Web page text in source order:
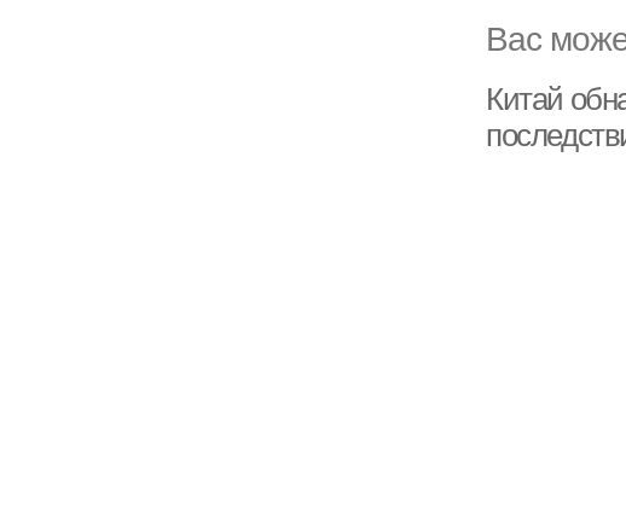
Вас
Китай